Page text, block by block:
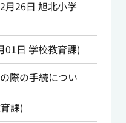
月26日 旭北小学
01日 学校教育課)
際の手続につい
課)